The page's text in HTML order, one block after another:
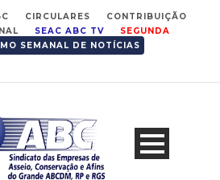
CIRCULARES
CONTRIBUIÇÃO
SEAC ABC TV
SEGUNDA
SEMANAL DE NOTÍCIAS